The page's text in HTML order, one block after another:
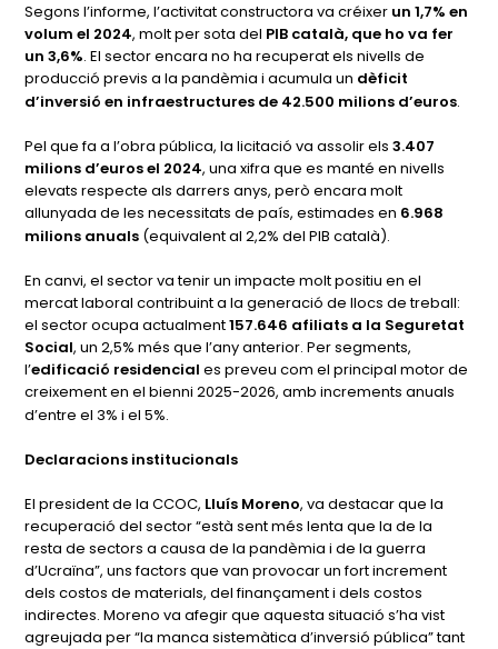
Segons l’informe, l’activitat constructora va créixer un 1,7% en
volum el 2024, molt per sota del PIB català, que ho va fer
un 3,6%. El sector encara no ha recuperat els nivells de
producció previs a la pandèmia i acumula un dèficit
d’inversió en infraestructures de 42.500 milions d’euros.
Pel que fa a l’obra pública, la licitació va assolir els3.407
milions d’euros el 2024, una xifra que es manté en nivells
elevats respecte als darrers anys, però encara molt
allunyada de les necessitats de país, estimades en 6.968
milions anuals (equivalent al 2,2% del PIB català).
En canvi, el sector va tenir un impacte molt positiu en el
mercat laboral contribuint a la generació de llocs de treball:
el sector ocupa actualment157.646 afiliats a la Seguretat
Social, un 2,5% més que l’any anterior. Per segments,
l’edificació residencial es preveu com el principal motor de
creixement en el bienni 2025-2026, amb increments anuals
d’entre el 3% i el 5%.
Declaracions institucionals
El president de la CCOC, Lluís Moreno, va destacar que la
recuperació del sector “està sent més lenta que la de la
resta de sectors a causa de la pandèmia i de la guerra
d’Ucraïna”, uns factors que van provocar un fort increment
dels costos de materials, del finançament i dels costos
indirectes. Moreno va afegir que aquesta situació s’ha vist
agreujada per “la manca sistemàtica d’inversió pública” tant